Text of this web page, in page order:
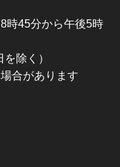
時45分から午後5時
除く）
合があります